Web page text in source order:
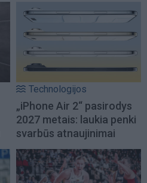
Technologijos
„iPhone Air 2“ pasirodys
2027 metais: laukia penki
svarbūs atnaujinimai